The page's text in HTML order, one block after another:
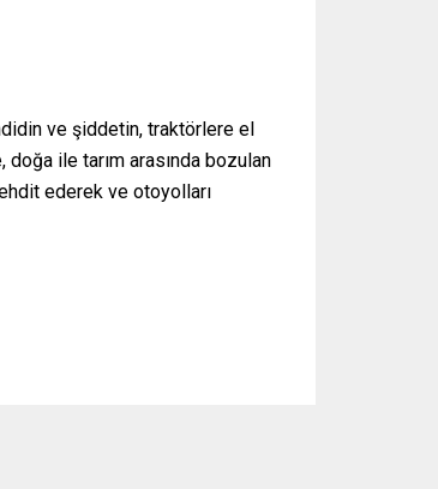
ve şiddetin, traktörlere el
ile tarım arasında bozulan
ederek ve otoyolları